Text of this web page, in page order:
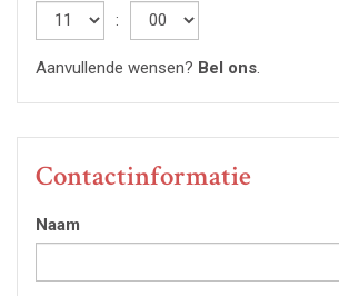
Hour
:
Aanvullende wensen? Bel ons
Contactinformatie
Naam